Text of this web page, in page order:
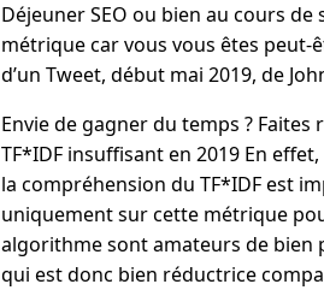
Déjeuner SEO ou bien au cours
métrique car vous vous êtes
d’un Tweet, début mai 2019, de
Envie de gagner du temps ? Faites
TF*IDF insuffisant en 2019 En
la compréhension du TF*IDF est
uniquement sur cette métrique
algorithme sont amateurs de bien
qui est donc bien réductrice